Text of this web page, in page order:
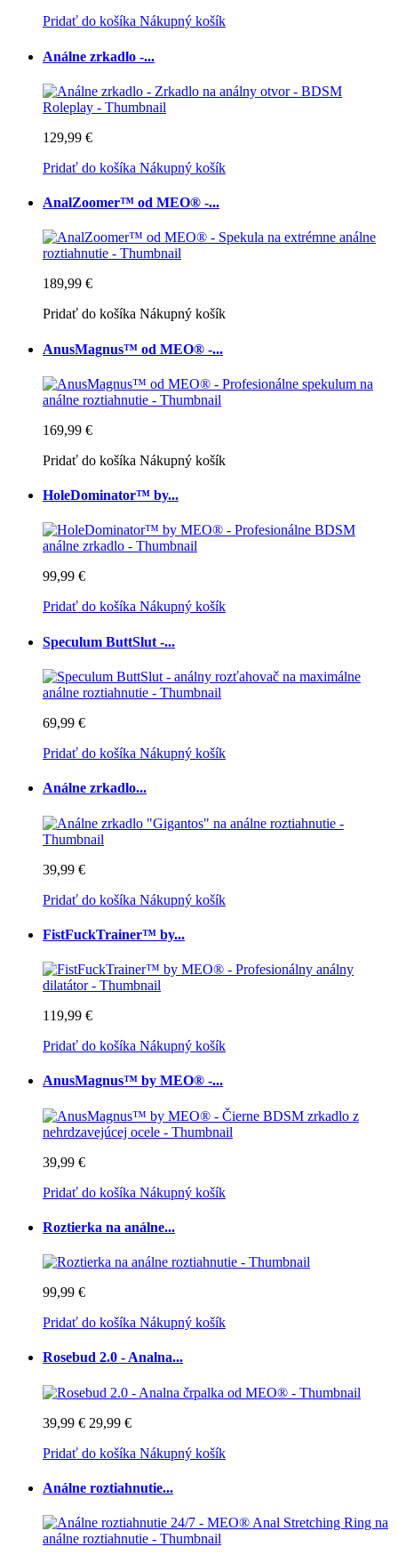
Pridať do košíka Nákupný košík
Análne zrkadlo -...
129,99 €
Pridať do košíka Nákupný košík
AnalZoomer™ od MEO® -...
189,99 €
Pridať do košíka Nákupný košík
AnusMagnus™ od MEO® -...
169,99 €
Pridať do košíka Nákupný košík
HoleDominator™ by...
99,99 €
Pridať do košíka Nákupný košík
Speculum ButtSlut -...
69,99 €
Pridať do košíka Nákupný košík
Análne zrkadlo...
39,99 €
Pridať do košíka Nákupný košík
FistFuckTrainer™ by...
119,99 €
Pridať do košíka Nákupný košík
AnusMagnus™ by MEO® -...
39,99 €
Pridať do košíka Nákupný košík
Roztierka na análne...
99,99 €
Pridať do košíka Nákupný košík
Rosebud 2.0 - Analna...
39,99 € 29,99 €
Pridať do košíka Nákupný košík
Análne roztiahnutie...